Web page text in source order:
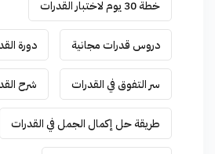
خطة 30 يوم لاختبار القدرات
دروس قدرات مجانية دورة
سر التفوق في القدرات شرح
طريقة حل إكمال الجمل في القدرات